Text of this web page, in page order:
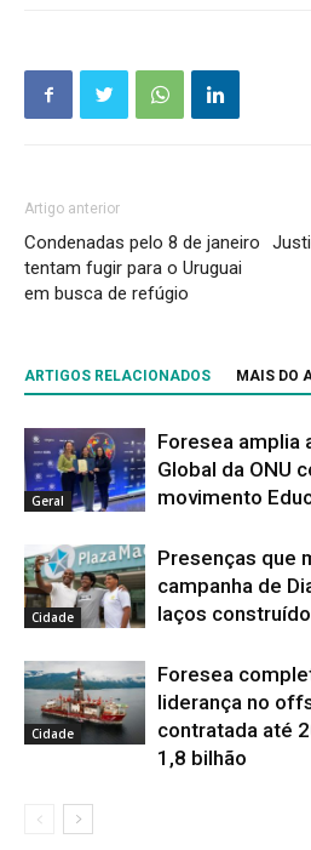
Artigo anterior
Condenadas pelo 8 de janeiro
tentam fugir para o Uruguai
em busca de refúgio
ARTIGOS RELACIONADOS MAIS DO
Geral
Foresea amplia
Global da ONU
movimento
Cidade
Presenças que
campanha de
laços
Cidade
Foresea
liderança no
contratada até
1,8 bilhão